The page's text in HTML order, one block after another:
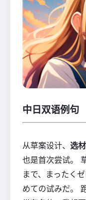
中日双语例句
从草案设计、 选材
也是首次尝试。
まで、まったく
めての试みだ。